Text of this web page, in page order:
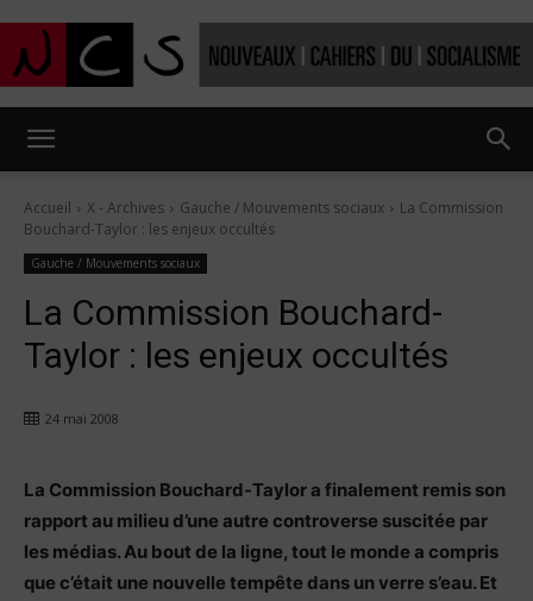
du
Accueil X - Archives Gauche / Mouvements sociaux
La Commission
Bouchard-Taylor : les enjeux occultés
Gauche / Mouvements sociaux
La Commission Bouchard-
Taylor : les enjeux occultés
24 mai 2008
La Commission Bouchard-Taylor a finalement remis son
rapport au milieu d’une autre controverse suscitée par
les médias. Au bout de la ligne, tout le monde a compris
que c’était une nouvelle tempête dans un verre s’eau. Et